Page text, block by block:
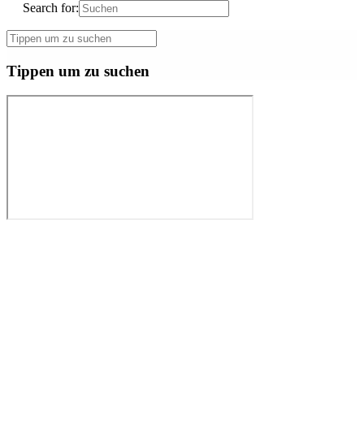
Search for:
Tippen um zu suchen